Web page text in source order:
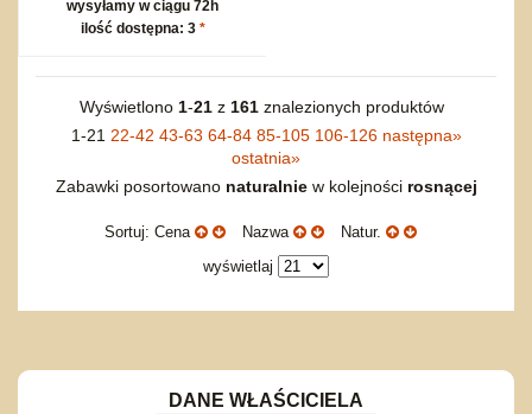
wysyłamy w ciągu 72h
ilość dostępna: 3 *
Wyświetlono 1-21z 161znalezionych produktów
1-21 22-42 43-63 64-84 85-105 106-126 następna»
ostatnia»
Zabawki posortowano naturalniew kolejności rosnącej
Sortuj: Cena Nazwa
Natur.
wyświetlaj
DANE WŁAŚCICIELA